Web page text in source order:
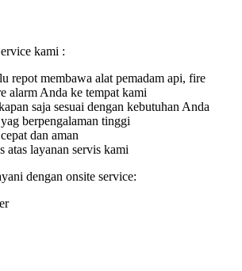
kami :
repot membawa alat pemadam api, fire
alarm Anda ke tempat kami
saja sesuai dengan kebutuhan Anda
berpengalaman tinggi
dan aman
atas layanan servis kami
dengan onsite service: